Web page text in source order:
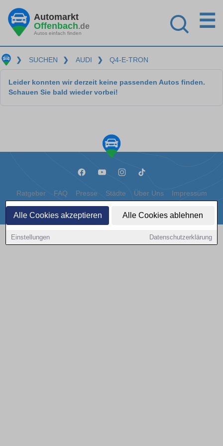
Alle Cookies akzeptieren Alle Cookies ablehnen
Einstellungen Datenschutzerklärung
Automarkt
Offenbach.de
Autos einfach finden
☰
❯ SUCHEN ❯ AUDI ❯ Q4-E-TRON
Leider konnten wir derzeit keine passenden Autos finden.
Schauen Sie bald wieder vorbei!
Ratgeber FAQ Presse Städte Über Uns Impressum
Datenschutz Cookies
Copyright © 2000 - 2026 | 1A Infosysteme GmbH | Content by: 1a-sites-autos